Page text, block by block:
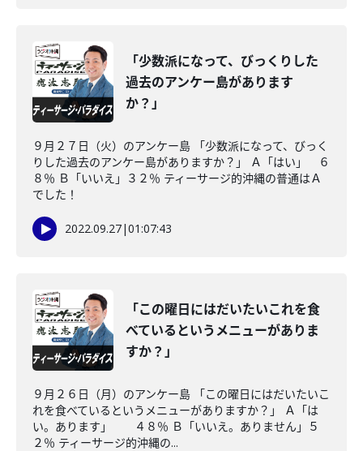
「少数派になって、びっくりした
過去のアンケー島があります
か？」
９月２７日（火）のアンケー島 「少数派になって、びっく
りした過去のアンケー島がありますか？」 Ａ「はい」 ６
８％ Ｂ「いいえ」３２％ ティーサージ的沖縄の普通はＡ
でした！
2022.09.27|01:07:43
「この曜日にはだいたいこれを食
べているというメニューがありま
すか？」
９月２６日（月）のアンケー島 「この曜日にはだいたいこ
れを食べているというメニューがありますか？」 Ａ「は
い。あります」 ４８％ Ｂ「いいえ。ありません」５
２％ ティーサージ的沖縄の...